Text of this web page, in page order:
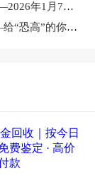
内第7次站上4500美元
的你一颗定心丸